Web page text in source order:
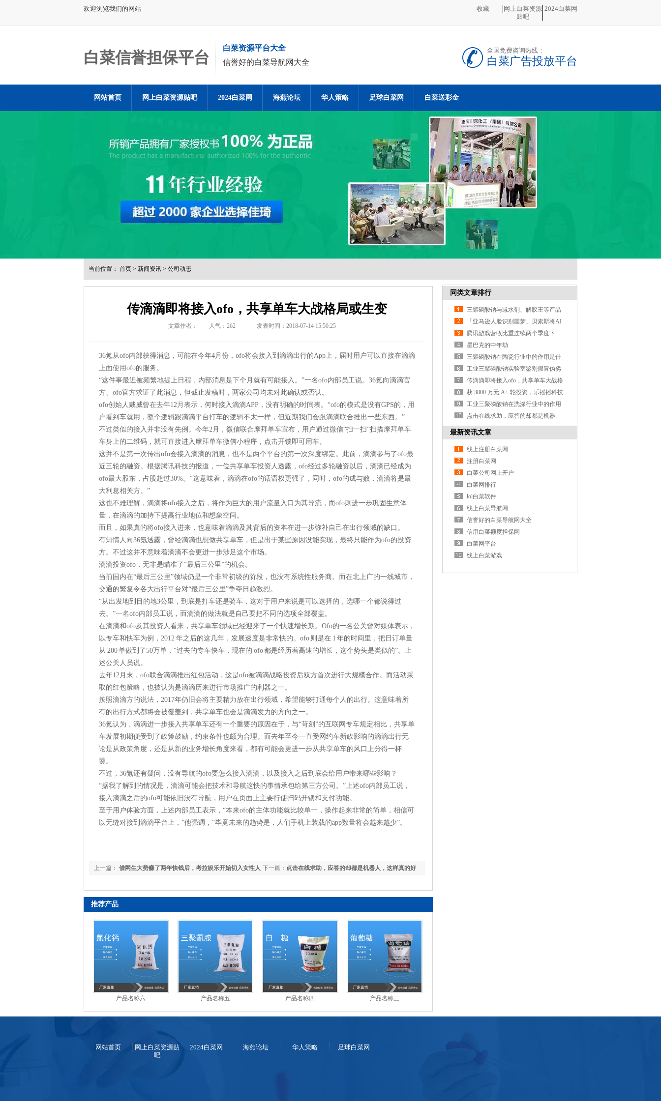
欢迎浏览我们的网站 收藏
网上白菜资源
贴吧
2024白菜网
白菜信誉担保平台
白菜资源平台大全
信誉好的白菜导航网大全
全国免费咨询热线：
白菜广告投放平台
网站首页 网上白菜资源贴吧 2024白菜网 海燕论坛 华人策略 足球白菜网 白菜送彩金
当前位置： 首页 > 新闻资讯 > 公司动态
传滴滴即将接入ofo，共享单车大战格局或生变
文章作者： 人气： 262 发表时间：2018-07-14 15:50:25
36氪从ofo内部获得消息，可能在今年4月份，ofo将会接入到滴滴出行的App上，届时用户可以直接在滴滴
上面使用ofo的服务。
“这件事最近被频繁地提上日程，内部消息是下个月就有可能接入。”一名ofo内部员工说。36氪向滴滴官
方、ofo官方求证了此消息，但截止发稿时，两家公司均未对此确认或否认。
ofo创始人戴威曾在去年12月表示，何时接入滴滴APP，没有明确的时间表。“ofo的模式是没有GPS的，用
户看到车就用，整个逻辑跟滴滴平台打车的逻辑不太一样，但近期我们会跟滴滴联合推出一些东西。”
不过类似的接入并非没有先例。今年2月，微信联合摩拜单车宣布，用户通过微信“扫一扫”扫描摩拜单车
车身上的二维码，就可直接进入摩拜单车微信小程序，点击开锁即可用车。
这并不是第一次传出ofo会接入滴滴的消息，也不是两个平台的第一次深度绑定。此前，滴滴参与了ofo最
近三轮的融资。根据腾讯科技的报道，一位共享单车投资人透露，ofo经过多轮融资以后，滴滴已经成为
ofo最大股东，占股超过30%。“这意味着，滴滴在ofo的话语权更强了，同时，ofo的成与败，滴滴将是最
大利息相关方。”
这也不难理解，滴滴将ofo接入之后，将作为巨大的用户流量入口为其导流，而ofo则进一步巩固生意体
量，在滴滴的加持下提高行业地位和想象空间。
而且，如果真的将ofo接入进来，也意味着滴滴及其背后的资本在进一步弥补自己在出行领域的缺口。
有知情人向36氪透露，曾经滴滴也想做共享单车，但是出于某些原因没能实现，最终只能作为ofo的投资
方。不过这并不意味着滴滴不会更进一步涉足这个市场。
滴滴投资ofo，无非是瞄准了“最后三公里”的机会。
当前国内在“最后三公里”领域仍是一个非常初级的阶段，也没有系统性服务商。而在北上广的一线城市，
交通的繁复令各大出行平台对“最后三公里”争夺日趋激烈。
“从出发地到目的地3公里，到底是打车还是骑车，这对于用户来说是可以选择的，选哪一个都说得过
去。”一名ofo内部员工说，而滴滴的做法就是自己要把不同的选项全部覆盖。
在滴滴和ofo及其投资人看来，共享单车领域已经迎来了一个快速增长期。Ofo的一名公关曾对媒体表示，
以专车和快车为例，2012 年之后的这几年，发展速度是非常快的。ofo 则是在 1 年的时间里，把日订单量
从 200 单做到了50万单，“过去的专车快车，现在的 ofo 都是经历着高速的增长，这个势头是类似的”。上
述公关人员说。
去年12月末，ofo联合滴滴推出红包活动，这是ofo被滴滴战略投资后双方首次进行大规模合作。而活动采
取的红包策略，也被认为是滴滴历来进行市场推广的利器之一。
按照滴滴方的说法，2017年仍旧会将主要精力放在出行领域，希望能够打通每个人的出行。这意味着所
有的出行方式都将会被覆盖到，共享单车也会是滴滴发力的方向之一。
36氪认为，滴滴进一步接入共享单车还有一个重要的原因在于，与“苛刻”的互联网专车规定相比，共享单
车发展初期便受到了政策鼓励，约束条件也颇为合理。而去年至今一直受网约车新政影响的滴滴出行无
论是从政策角度，还是从新的业务增长角度来看，都有可能会更进一步从共享单车的风口上分得一杯
羹。
不过，36氪还有疑问，没有导航的ofo要怎么接入滴滴，以及接入之后到底会给用户带来哪些影响？
“据我了解到的情况是，滴滴可能会把技术和导航这快的事情承包给第三方公司。”上述ofo内部员工说，
接入滴滴之后的ofo可能依旧没有导航，用户在页面上主要行使扫码开锁和支付功能。
至于用户体验方面，上述内部员工表示，“本来ofo的主体功能就比较单一，操作起来非常的简单，相信可
以无缝对接到滴滴平台上，”他强调，“毕竟未来的趋势是，人们手机上装载的app数量将会越来越少”。
下一篇： 点击在线求助，应答的却都是机器人，这样真的好
上一篇： 借网生大势赚了两年快钱后，考拉娱乐开始切入女性人
推荐产品
产品名称六 产品名称五 产品名称四 产品名称三
同类文章排行
三聚磷酸钠与减水剂、解胶王等产品
的区别？
「亚马逊人脸识别噩梦」贝索斯将AI
武器化遭大规模抗议
腾讯游戏营收比重连续两个季度下
降，支付、云计算等业务营收涨3
星巴克的中年劫
三聚磷酸钠在陶瓷行业中的作用是什
么？
工业三聚磷酸钠实验室鉴别假冒伪劣
产品的方法？
传滴滴即将接入ofo，共享单车大战格
局或生变
获 3800 万元 A+ 轮投资，乐摇摇科技
利用抓娃娃机做线
工业三聚磷酸钠在洗涤行业中的作用
是什么？
点击在线求助，应答的却都是机器
人，这样真的好吗？
最新资讯文章
线上注册白菜网
注册白菜网
白菜公司网上开户
白菜网排行
lol白菜软件
线上白菜导航网
信誉好的白菜导航网大全
信用白菜额度担保网
白菜网平台
线上白菜游戏
网站首页
网上白菜资源贴
吧
2024白菜网 海燕论坛 华人策略 足球白菜网